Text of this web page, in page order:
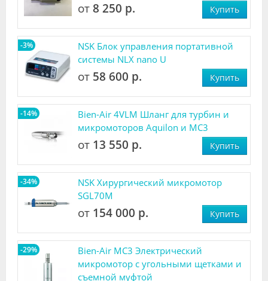
от 8 250 р. Купить
-3%
NSK Блок управления портативной
системы NLX nano U
от 58 600 р. Купить
-14%
Bien-Air 4VLM Шланг для турбин и
микромоторов Aquilon и MC3
от 13 550 р. Купить
-34%
NSK Хирургический микромотор
SGL70M
от 154 000 р. Купить
-29%
Bien-Air MC3 Электрический
микромотор с угольными щетками и
съемной муфтой